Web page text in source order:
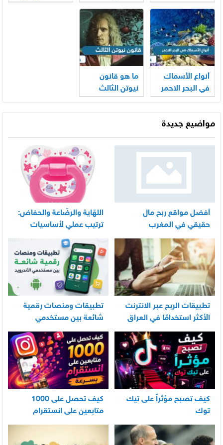
أنواع الأسماك
في البحر الاحمر
ما هو قانون
نيوتن الثالث
مواضيع جديدة
أفضل مواقع ربح مال
حقيقي في المغرب
اللهّاية والرضّاعة والحفاض:
ترتيب عملي لأساسيات
العناية اليومية بالرضيع
تطبيقات الربح عبر الانترنت
الأكثر استخدامًا في العراق
تطبيقات ومنصات رقمية
شائعة بين مستخدمي
الأندرويد
كيف تصبح مؤثراً على تيك
توك
كيف تحصل على 1000
متابعين على انستقرام
بسرعة